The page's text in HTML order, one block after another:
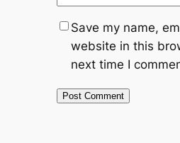
Save my name,
website in this
next time I